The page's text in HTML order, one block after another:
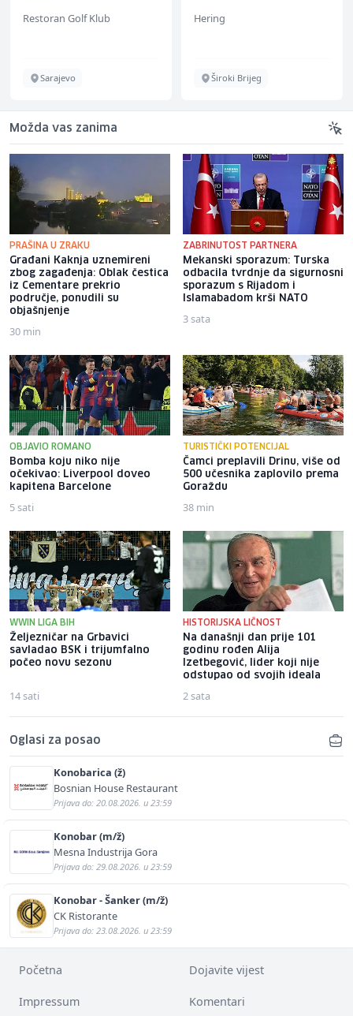
Restoran Golf Klub
Sarajevo
Hering
Široki Brijeg
Možda vas zanima
PRAŠINA U ZRAKU
Građani Kaknja uznemireni
zbog zagađenja: Oblak čestica
iz Cementare prekrio
područje, ponudili su
objašnjenje
30 min
ZABRINUTOST PARTNERA
Mekanski sporazum: Turska
odbacila tvrdnje da sigurnosni
sporazum s Rijadom i
Islamabadom krši NATO
3 sata
OBJAVIO ROMANO
Bomba koju niko nije
očekivao: Liverpool doveo
kapitena Barcelone
5 sati
TURISTIČKI POTENCIJAL
Čamci preplavili Drinu, više od
500 učesnika zaplovilo prema
Goraždu
38 min
WWIN LIGA BIH
Željezničar na Grbavici
savladao BSK i trijumfalno
počeo novu sezonu
14 sati
HISTORIJSKA LIČNOST
Na današnji dan prije 101
godinu rođen Alija
Izetbegović, lider koji nije
odstupao od svojih ideala
2 sata
Oglasi za posao
Konobarica (ž)
Bosnian House Restaurant
Prijava do: 20.08.2026. u 23:59
Konobar (m/ž)
Mesna Industrija Gora
Prijava do: 29.08.2026. u 23:59
Konobar - Šanker (m/ž)
CK Ristorante
Prijava do: 23.08.2026. u 23:59
Početna Dojavite vijest
Impressum Komentari